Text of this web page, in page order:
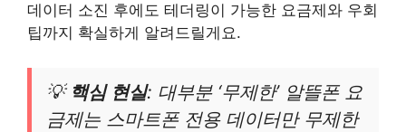
데이터 소진 후에도 테더링이 가능한 요금제와 우회
팁까지 확실하게 알려드릴게요.
💡 핵심 현실: 대부분 ‘무제한’ 알뜰폰 요
금제는 스마트폰 전용 데이터만 무제한